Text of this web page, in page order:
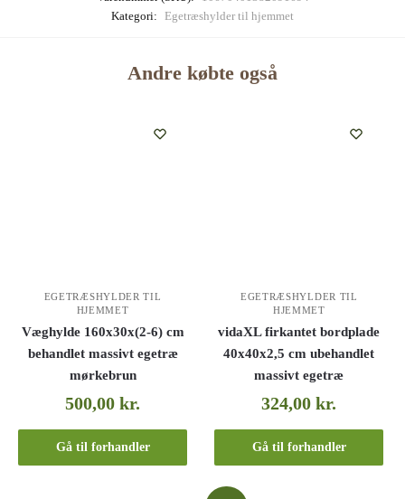
Kategori: Egetræshylder til hjemmet
Andre købte også
EGETRÆSHYLDER TIL
HJEMMET
Væghylde 160x30x(2-6) cm
behandlet massivt egetræ
mørkebrun
500,00kr.
Gå til forhandler
EGETRÆSHYLDER TIL
HJEMMET
vidaXL firkantet bordplade
40x40x2,5 cm ubehandlet
massivt egetræ
324,00kr.
Gå til forhandler